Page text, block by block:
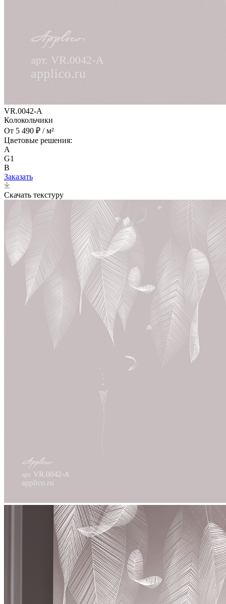
VR.0042-A
Колокольчики
От 5 490 ₽ / м²
Цветовые решения:
A
G1
B
Заказать
Скачать текстуру